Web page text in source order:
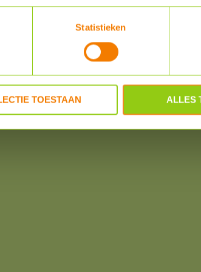
Statistieken
TOESTAAN ALLES
POSTED